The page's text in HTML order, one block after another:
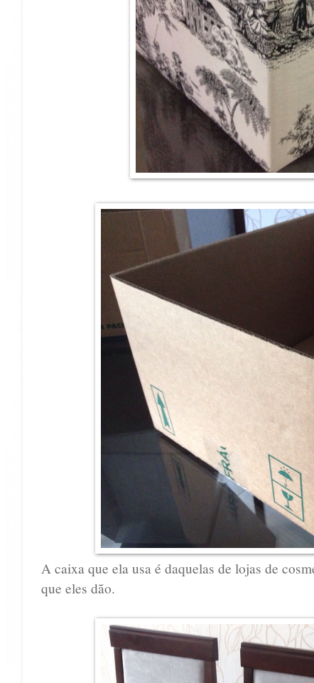
A caixa que ela usa é daquelas de lojas de
que eles dão.